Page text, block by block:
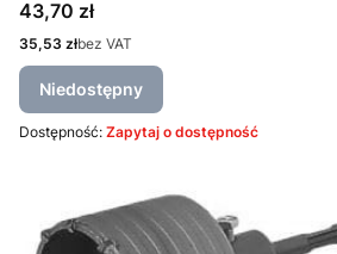
Cena
43,70 zł
Cena
35,53 złbez VAT
Niedostępny
Dostępność: Zapytaj o dostępność